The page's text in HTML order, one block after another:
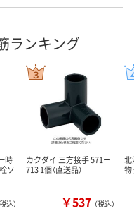
ランキング
時
ソ
税込）
カクダイ 三方接手 571ー
713 1個（直送品）
￥537 （税込）
北
物